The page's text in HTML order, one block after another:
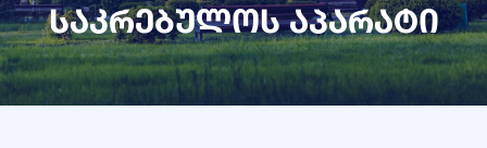
საკრებულოს აპარატი